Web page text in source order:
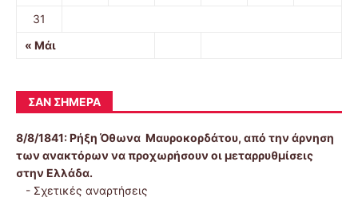
« Μάι
31
ΣΑΝ ΣΉΜΕΡΑ
8/8/1841:Ρήξη Όθωνα  Μαυροκορδάτου, από την άρνηση
των ανακτόρων να προχωρήσουν οι μεταρρυθμίσεις
στην Ελλάδα.
- Σχετικές αναρτήσεις